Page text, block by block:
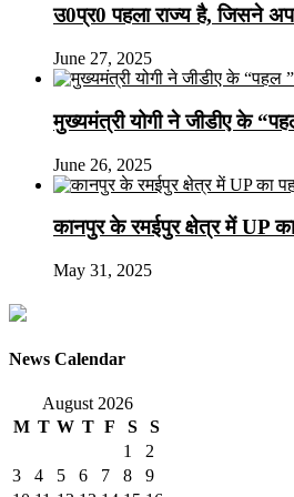
उ0प्र0 पहला राज्य है, जिसने
June 27, 2025
मुख्यमंत्री योगी ने जीडीए के
June 26, 2025
कानपुर के रमईपुर क्षेत्र में UP
May 31, 2025
News Calendar
August 2026
M T W T F S
S
1
2
3
4 5 6 7 8
9